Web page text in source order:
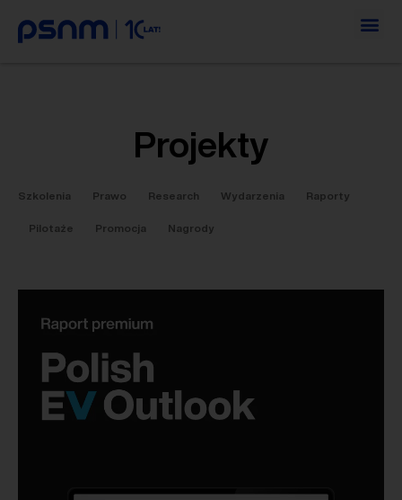
Projekty
Szkolenia Prawo Research Wydarzenia Raporty
Pilotaże Promocja Nagrody